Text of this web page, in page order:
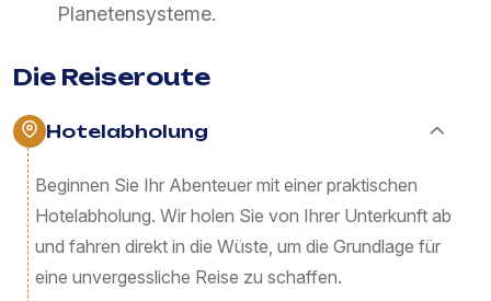
Planetensysteme.
Die Reiseroute
Hotelabholung
Beginnen Sie Ihr Abenteuer mit einer praktischen
Hotelabholung. Wir holen Sie von Ihrer Unterkunft ab
und fahren direkt in die Wüste, um die Grundlage für
eine unvergessliche Reise zu schaffen.